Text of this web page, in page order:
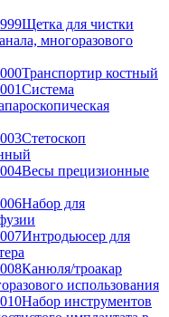
Щетка для чистки
многоразового
Транспортир костный
Система
Стетоскоп
Весы прецизионные
Набор для
Интродьюсер для
Канюля/троакар
использования
Набор инструментов